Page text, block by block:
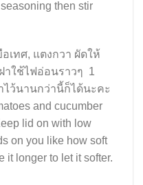
then stir
เทศ, แตงกวา ผัดให้
าใช้ไฟอ่อนราวๆ 1
ไว้นานกว่านี้ก็ได้นะคะ
and cucumber
lid on with low
on you like how soft
it longer to let it softer.